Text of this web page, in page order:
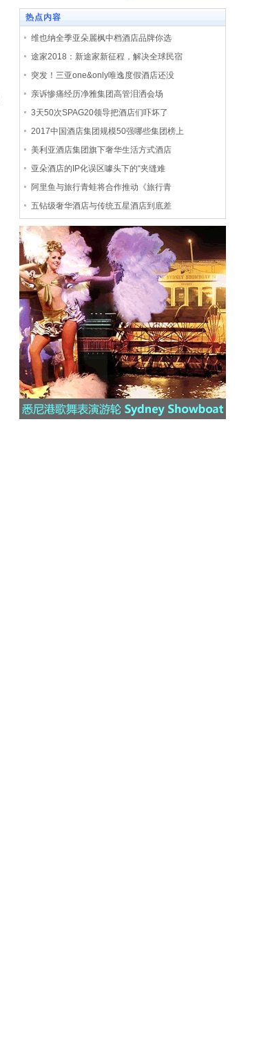
热点内容
维也纳全季亚朵麗枫中档酒店品牌你选
途家2018：新途家新征程，解决全球民宿
突发！三亚one&only唯逸度假酒店还没
亲诉惨痛经历净雅集团高管泪洒会场
3天50次SPAG20领导把酒店们吓坏了
2017中国酒店集团规模50强哪些集团榜上
美利亚酒店集团旗下奢华生活方式酒店
亚朵酒店的IP化误区噱头下的“夹缝难
阿里鱼与旅行青蛙将合作推动《旅行青
五钻级奢华酒店与传统五星酒店到底差